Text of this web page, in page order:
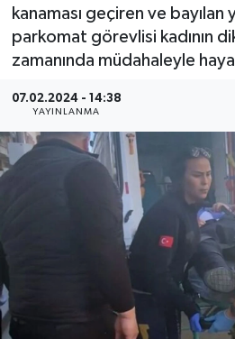
kanaması geçiren ve bayılan
parkomat görevlisi kadının
zamanında müdahaleyle
07.02.2024 - 14:38
YAYINLANMA